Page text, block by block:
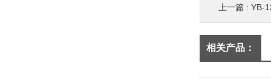
上一篇 : YB-
相关产品：